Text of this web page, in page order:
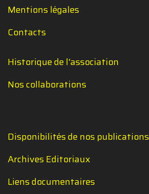
Mentions légales
Contacts
Historique de l'association
Nos collaborations
Disponibilités de nos publications
Archives Editoriaux
Liens documentaires